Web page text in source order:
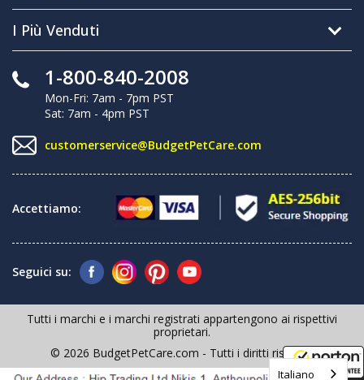
I Più Venduti
1-800-840-2008
Mon-Fri: 7am - 7pm PST
Sat: 7am - 4pm PST
customerservice@BudgetPetCare.com
Accettiamo:
Seguici su:
Tutti i marchi e i marchi registrati appartengono ai rispettivi
proprietari.
© 2026 BudgetPetCare.com - Tutti i diritti riservati
Italiano